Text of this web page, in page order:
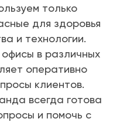
только
для здоровья
и технологии.
офисы в различных
оперативно
клиентов.
всегда готова
и помочь с